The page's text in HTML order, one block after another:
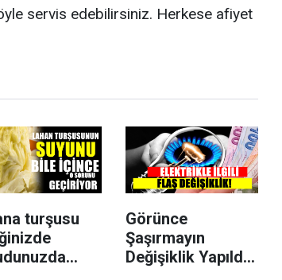
servis edebilirsiniz. Herkese afiyet
turşusu
Görünce
Şaşırmayın
Değişiklik Yapıldı